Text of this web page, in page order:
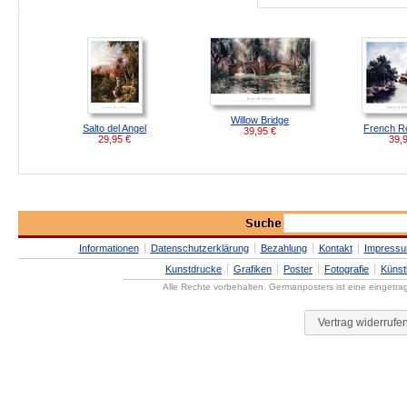
Salto del Angel
29,95 €
Willow Bridge
39,95 €
French
Informationen Datenschutzerklärung Bezahlung Kontakt
Kunstdrucke
Grafiken Poster Fotografie
Alle Rechte vorbehalten. Germanposters ist eine
Vertrag